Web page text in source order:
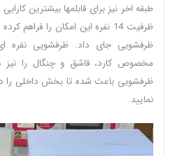
طبقه اخر نیز برای قابلمها بیشترین
ظرفیت 14 نفره این امکان را
مخصوص کارد، قاشق و چنگال را نیز
ظرفشویی باعث شده تا بخش داخلی را
نمایید.